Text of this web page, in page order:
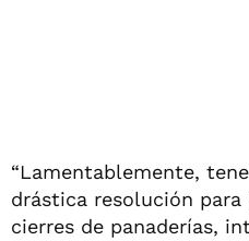
“Lamentablemente,
drástica resolución
cierres de panaderías,